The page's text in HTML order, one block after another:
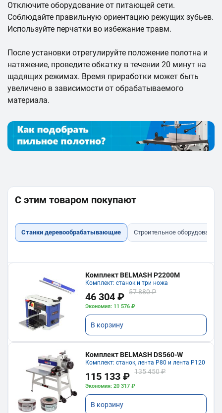
Отключите оборудование от питающей сети.
Соблюдайте правильную ориентацию режущих зубьев.
Используйте перчатки во избежание травм.
После установки отрегулируйте положение полотна и
натяжение, проведите обкатку в течении 20 минут на
щадящих режимах. Время приработки может быть
увеличено в зависимости от обрабатываемого
материала.
С этим товаром покупают
Станки деревообрабатывающие Строительное оборудование
Комплект BELMASH P2200M
Комплект: станок и три ножа
46 304 ₽ 57 880 ₽
Экономия: 11 576 ₽
В корзину
Комплект BELMASH DS560-W
Комплект: станок, лента P80 и лента P120
115 133 ₽ 135 450 ₽
Экономия: 20 317 ₽
В корзину